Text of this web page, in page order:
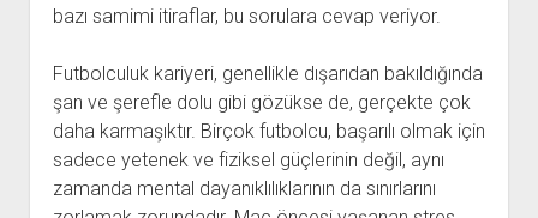
bazı samimi itiraflar, bu sorulara cevap veriyor.
Futbolculuk kariyeri, genellikle dışarıdan bakıldığında
şan ve şerefle dolu gibi gözükse de, gerçekte çok
daha karmaşıktır. Birçok futbolcu, başarılı olmak için
sadece yetenek ve fiziksel güçlerinin değil, aynı
zamanda mental dayanıklılıklarının da sınırlarını